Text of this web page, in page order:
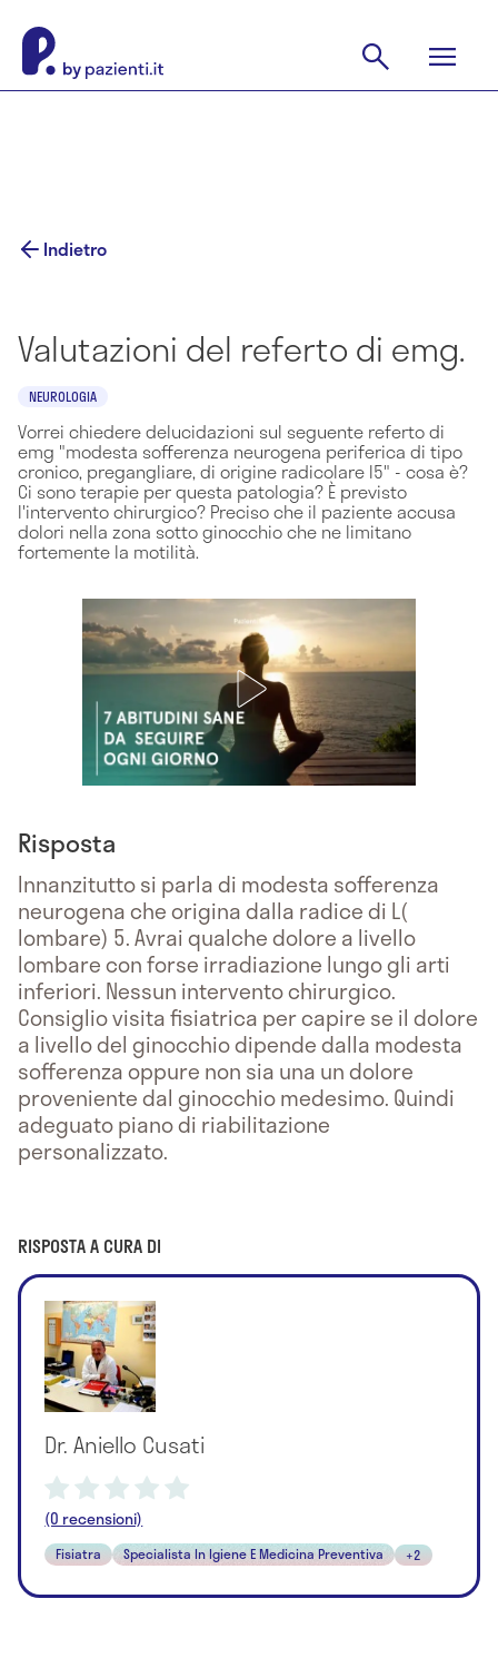
Indietro
Valutazioni del referto di emg.
NEUROLOGIA
Vorrei chiedere delucidazioni sul seguente referto di
emg "modesta sofferenza neurogena periferica di tipo
cronico, pregangliare, di origine radicolare l5" - cosa è?
Ci sono terapie per questa patologia? È previsto
l'intervento chirurgico? Preciso che il paziente accusa
dolori nella zona sotto ginocchio che ne limitano
fortemente la motilità.
Risposta
Innanzitutto si parla di modesta sofferenza
neurogena che origina dalla radice di L(
lombare) 5. Avrai qualche dolore a livello
lombare con forse irradiazione lungo gli arti
inferiori. Nessun intervento chirurgico.
Consiglio visita fisiatrica per capire se il dolore
a livello del ginocchio dipende dalla modesta
sofferenza oppure non sia una un dolore
proveniente dal ginocchio medesimo. Quindi
adeguato piano di riabilitazione
personalizzato.
RISPOSTA A CURA DI
Dr. Aniello Cusati
(0 recensioni)
Fisiatra Specialista In Igiene E Medicina Preventiva +2